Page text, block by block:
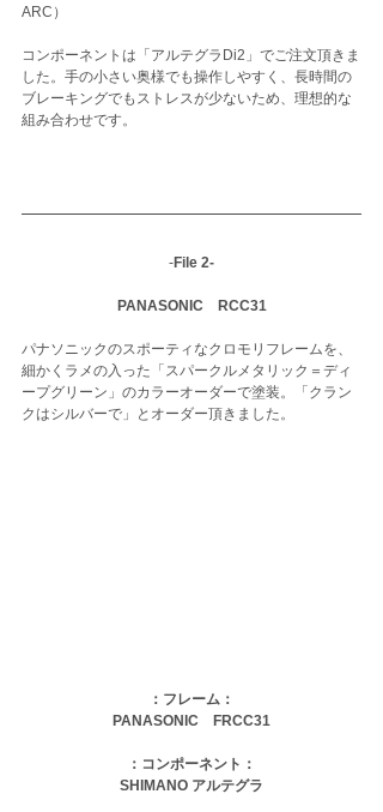
ARC）
コンポーネントは「アルテグラDi2」でご注文頂きま
した。手の小さい奥様でも操作しやすく、長時間の
ブレーキングでもストレスが少ないため、理想的な
組み合わせです。
-File 2-
PANASONIC　RCC31
パナソニックのスポーティなクロモリフレームを、
細かくラメの入った「スパークルメタリック＝ディ
ープグリーン」のカラーオーダーで塗装。「クラン
クはシルバーで」とオーダー頂きました。
：フレーム：
PANASONIC　FRCC31
：コンポーネント：
SHIMANO アルテグラ